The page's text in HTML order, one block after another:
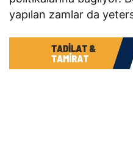
yapılan zamlar da